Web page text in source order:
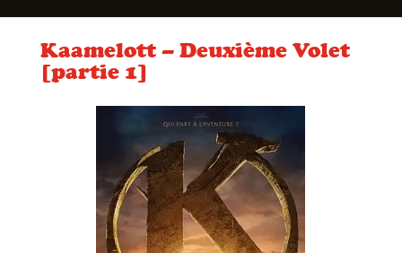
Kaamelott – Deuxième Volet
[partie 1]